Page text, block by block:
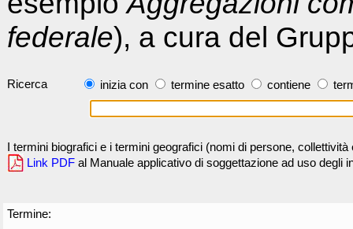
federale), a cura del
Ricerca inizia con termine esatto contiene
I termini biografici e i termini geografici (nomi di persone,
Link PDF al Manuale applicativo di soggettazione ad uso degli
Termine: